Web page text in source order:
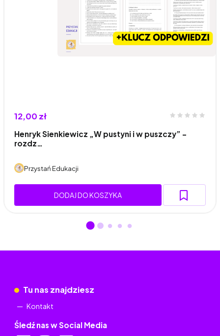
12,00 zł
Henryk Sienkiewicz „W pustyni i w puszczy” -
rozdz…
Przystań Edukacji
DODAJ DO KOSZYKA
Tu nas znajdziesz
Kontakt
Śledź nas w Social Media